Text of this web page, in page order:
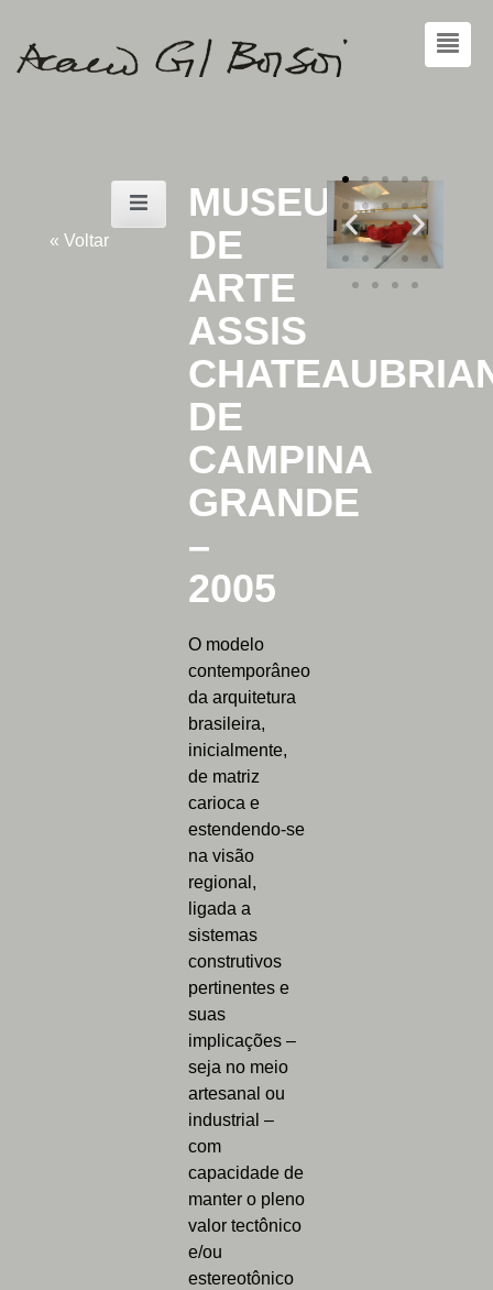
« Voltar
MUSEU
DE
ARTE
ASSIS
DE
CAMPINA
GRANDE
–
2005
O modelo
contemporâneo
da arquitetura
brasileira,
inicialmente,
de matriz
carioca e
estendendo-se
na visão
regional,
ligada a
sistemas
construtivos
pertinentes e
suas
implicações –
seja no meio
artesanal ou
industrial –
com
capacidade de
manter o pleno
valor tectônico
e/ou
estereotônico